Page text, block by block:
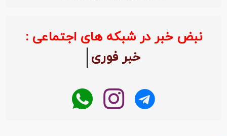
نبض خبر در شبکه های اجتماعی :
خبر فوری